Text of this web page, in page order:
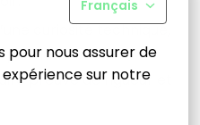
Français
pour nous assurer de
sur notre
curiosité technique,
et de
preuve de rigueur et